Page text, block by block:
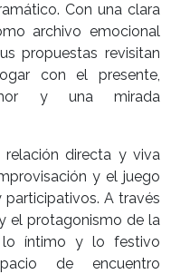
Con una clara
archivo emocional
propuestas revisitan
con el presente,
y una mirada
directa y viva
y el juego
A través
el protagonismo de la
lo íntimo y lo festivo
de encuentro